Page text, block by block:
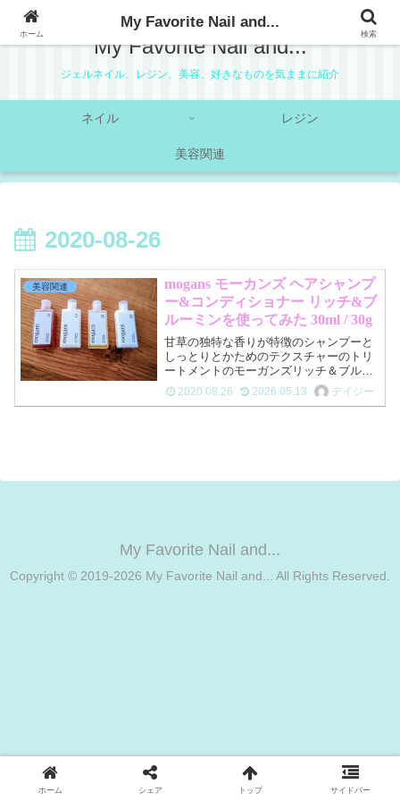
My Favorite Nail and...
ジェルネイル、レジン、美容、好きなものを気ままに紹介
ネイル レジン
美容関連
2020-08-26
美容関連
mogans モーカンズ ヘアシャンプ
ー&コンディショナー リッチ&ブ
ルーミンを使ってみた 30ml / 30g
甘草の独特な香りが特徴のシャンプーと
しっとりとかためのテクスチャーのトリ
ートメントのモーガンズリッチ＆ブルー
ミン。サラリと落ち着く仕上がりのこち
らは油分多めの頭皮の方へおススメした
2020.08.26 2026.05.13 デイジー
My Favorite Nail and...
Copyright © 2019-2026 My Favorite Nail and... All Rights Reserved.
ホーム
My Favorite Nail and...
検索
ホーム シェア トップ サイドバー